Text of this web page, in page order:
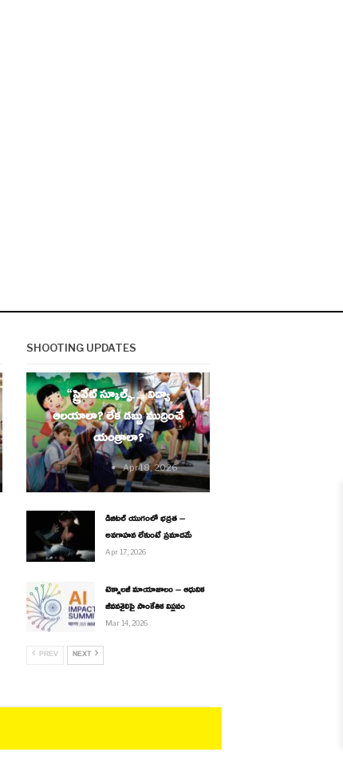
SHOOTING UPDATES
“ప్రైవేట్ స్కూల్స్… విద్యా
ఆలయాలా? లేక డబ్బు ముద్రించే
యంత్రాలా?
Thesouth9 Apr 18, 2026
డిజిటల్ యుగంలో భద్రత –
అవగాహన లేకుంటే ప్రమాదమే
Apr 17, 2026
టెక్నాలజీ మాయాజాలం – ఆధునిక
జీవనశైలిపై సాంకేతిక విప్లవం
Mar 14, 2026
PREV NEXT